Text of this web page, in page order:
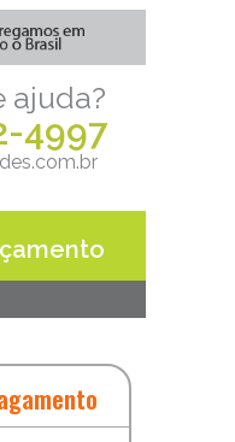
ajuda?
4997